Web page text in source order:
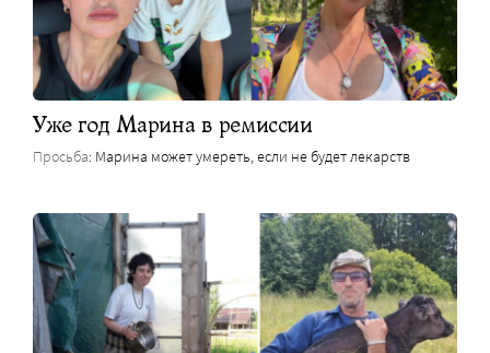
Уже год Марина в ремиссии
Просьба: Марина может умереть, если не будет лекарств